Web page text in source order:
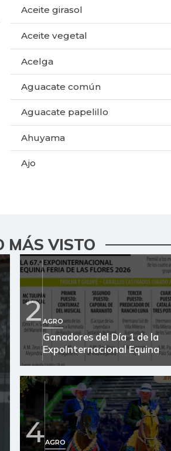
Aceite girasol
Aceite vegetal
Acelga
Aguacate común
Aguacate papelillo
Ahuyama
Ajo
Alas de pollo sin costillar
Apio
Arroz de primera
Arroz de segunda
Arveja verde seca
Atún en lata
Avena en hojuelas
Azúcar
Azúcar refinada
MÁS VISTO
2AGRO
Ganadores del Día 1 de la
ExpoInternacional Equina
4AGRO